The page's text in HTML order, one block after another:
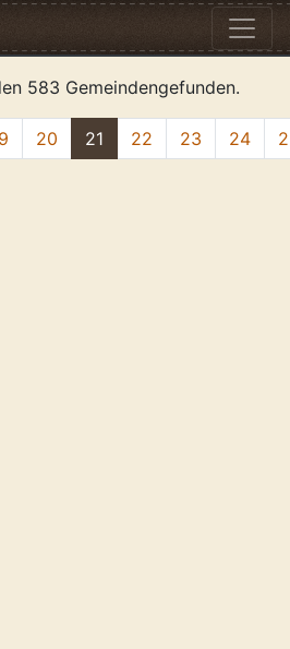
583 Gemeindengefunden.
20 21 22 23 24